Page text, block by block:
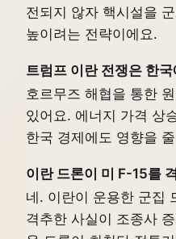
전되지 않자 핵시설을
높이려는 전략이에요.
트럼프 이란 전쟁은 한
호르무즈 해협을 통한
있어요. 에너지 가격 상
한국 경제에도 영향을
이란 드론이 미 F-15를
네. 이란이 운용한 군집
격추한 사실이 조종사